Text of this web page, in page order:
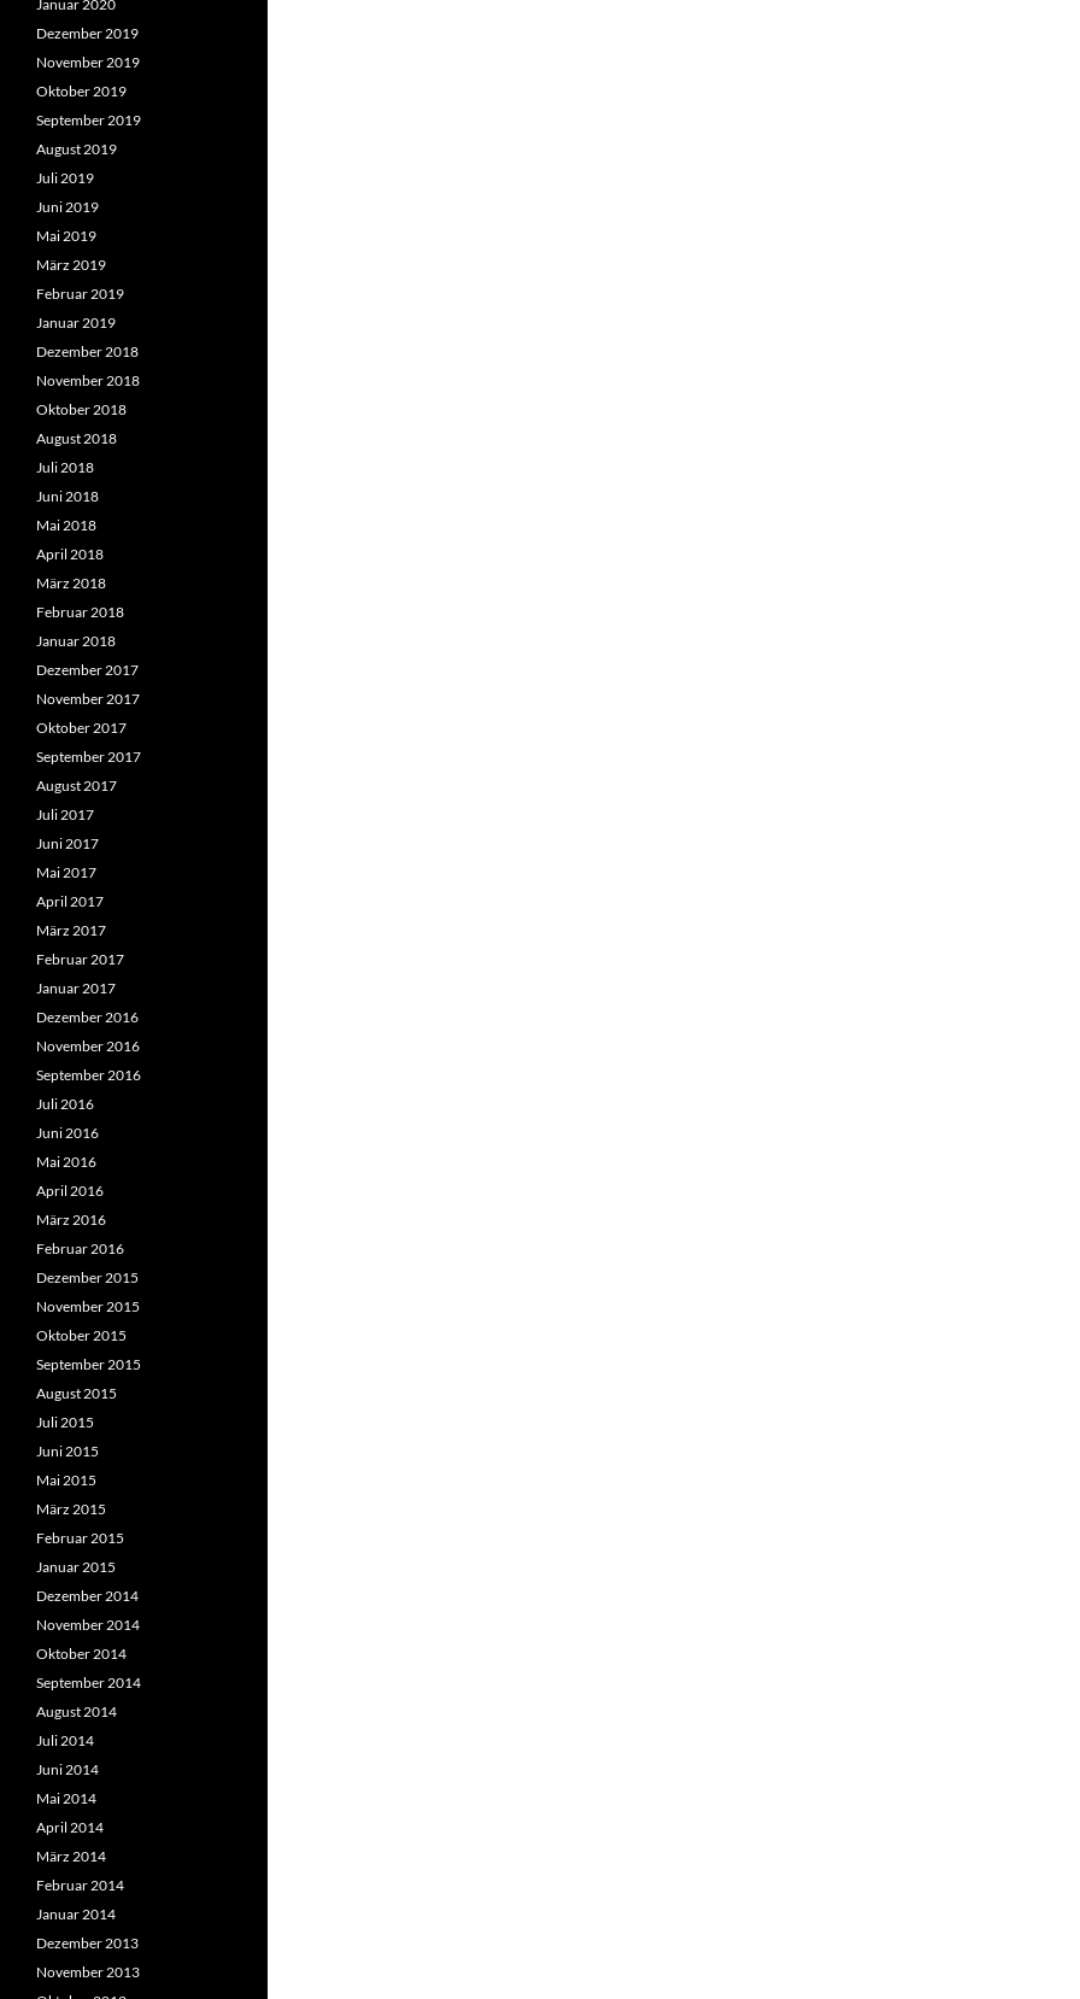
Januar 2020
Dezember 2019
November 2019
Oktober 2019
September 2019
August 2019
Juli 2019
Juni 2019
Mai 2019
März 2019
Februar 2019
Januar 2019
Dezember 2018
November 2018
Oktober 2018
August 2018
Juli 2018
Juni 2018
Mai 2018
April 2018
März 2018
Februar 2018
Januar 2018
Dezember 2017
November 2017
Oktober 2017
September 2017
August 2017
Juli 2017
Juni 2017
Mai 2017
April 2017
März 2017
Februar 2017
Januar 2017
Dezember 2016
November 2016
September 2016
Juli 2016
Juni 2016
Mai 2016
April 2016
März 2016
Februar 2016
Dezember 2015
November 2015
Oktober 2015
September 2015
August 2015
Juli 2015
Juni 2015
Mai 2015
März 2015
Februar 2015
Januar 2015
Dezember 2014
November 2014
Oktober 2014
September 2014
August 2014
Juli 2014
Juni 2014
Mai 2014
April 2014
März 2014
Februar 2014
Januar 2014
Dezember 2013
November 2013